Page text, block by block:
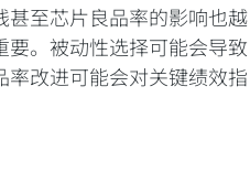
至芯片良品率的影响也越
。被动性选择可能会导致
改进可能会对关键绩效指